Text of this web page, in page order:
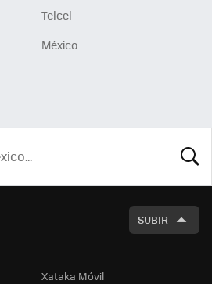
Telcel
México
SUBIR
Xataka Móvil